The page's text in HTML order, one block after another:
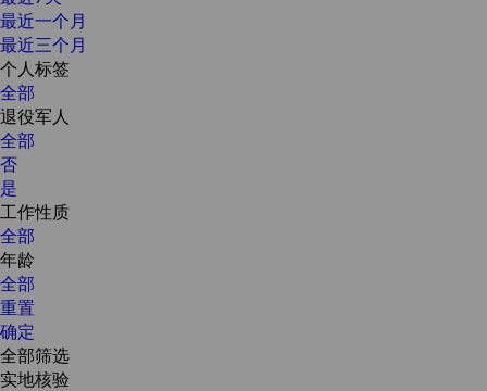
最近一个月
最近三个月
个人标签
全部
退役军人
全部
否
是
工作性质
全部
年龄
全部
重置
确定
全部筛选
实地核验